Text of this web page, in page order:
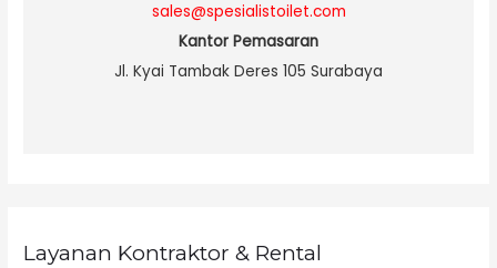
sales@spesialistoilet.com
Kantor Pemasaran
Jl. Kyai Tambak Deres 105 Surabaya
Layanan Kontraktor & Rental